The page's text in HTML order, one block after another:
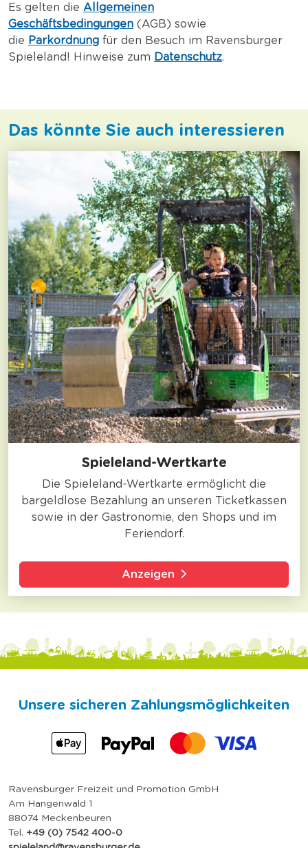
Es gelten die Allgemeinen
Geschäftsbedingungen (AGB) sowie
die Parkordnung für den Besuch im Ravensburger
Spieleland! Hinweise zum Datenschutz.
Das könnte Sie auch interessieren
Spieleland-Wertkarte
Die Spieleland-Wertkarte ermöglicht die
bargeldlose Bezahlung an unseren Ticketkassen
sowie in der Gastronomie, den Shops und im
Feriendorf.
Anzeigen
Ravensburger Freizeit und Promotion GmbH
Am Hangenwald 1
88074 Meckenbeuren
Tel. +49 (0) 7542 400-0
Unsere sicheren Zahlungsmöglichkeiten